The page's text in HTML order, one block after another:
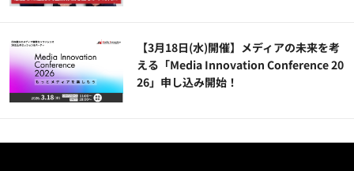
【3月18日(水)開催】メディアの未来を考
える「Media Innovation Conference 20
26」申し込み開始！